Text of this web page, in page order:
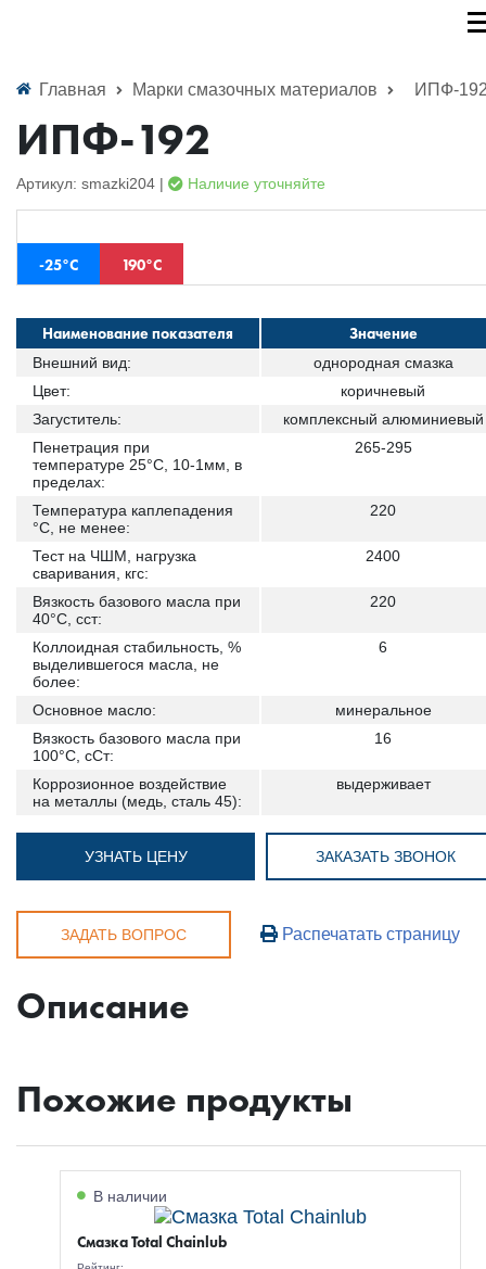
Главная Марки смазочных материалов ИПФ-
ИПФ-192
Артикул: smazki204 | Наличие уточняйте
-25°С 190°С
Наименование показателя Значение
Внешний вид:
однородная смазка
Цвет:
коричневый
Загуститель:
комплексный алюминиевый
Пенетрация при
температуре 25°С, 10-1мм, в
пределах:
265-295
Температура каплепадения
°С, не менее:
220
Тест на ЧШМ, нагрузка
сваривания, кгс:
2400
Вязкость базового масла при
40°C, сст:
220
Коллоидная стабильность, %
выделившегося масла, не
более:
6
Основное масло:
минеральное
Вязкость базового масла при
100°C, сСт:
16
Коррозионное воздействие
на металлы (медь, сталь 45):
выдерживает
УЗНАТЬ ЦЕНУ ЗАКАЗАТЬ ЗВОНОК
ЗАДАТЬ ВОПРОС Распечатать страницу
Описание
Похожие продукты
В наличии
Смазка Total Chainlub